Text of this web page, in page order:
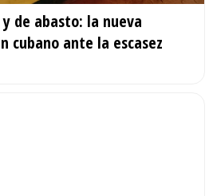
de abasto: la nueva
cubano ante la escasez